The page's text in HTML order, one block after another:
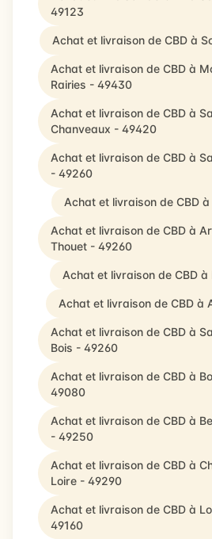
49123
Achat et livraison de CBD à
Achat et livraison de CBD à
Rairies - 49430
Achat et livraison de CBD à
Chanveaux - 49420
Achat et livraison de CBD à
- 49260
Achat et livraison de CBD
Achat et livraison de CBD à
Thouet - 49260
Achat et livraison de CBD
Achat et livraison de CBD à
Achat et livraison de CBD à
Bois - 49260
Achat et livraison de CBD à
49080
Achat et livraison de CBD à
- 49250
Achat et livraison de CBD à
Loire - 49290
Achat et livraison de CBD à
49160